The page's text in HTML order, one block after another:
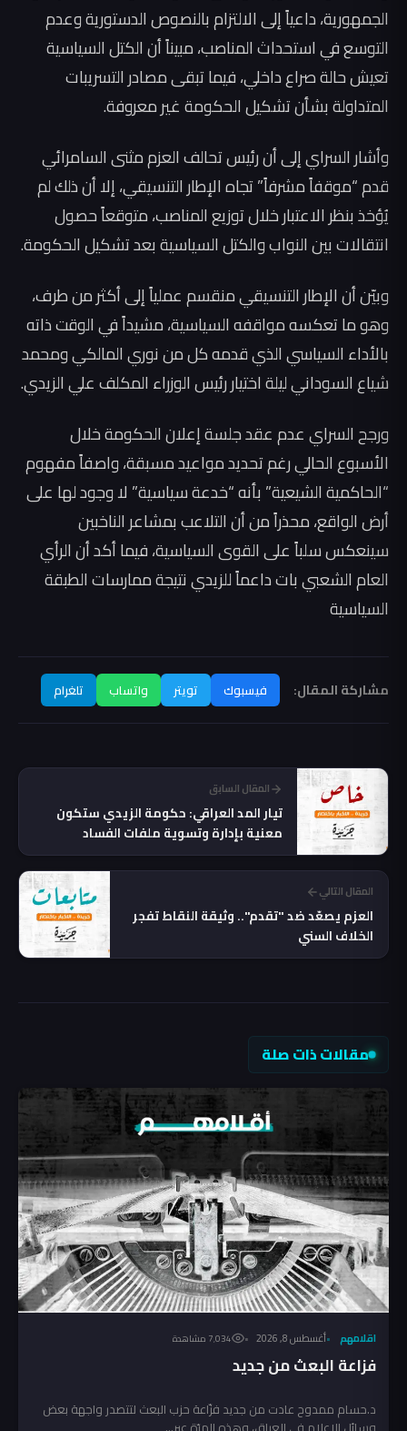
الجمهورية، داعياً إلى الالتزام بالنصوص الدستورية وعدم
التوسع في استحداث المناصب، مبيناً أن الكتل السياسية
تعيش حالة صراع داخلي، فيما تبقى مصادر التسريبات
المتداولة بشأن تشكيل الحكومة غير معروفة.
وأشار السراي إلى أن رئيس تحالف العزم مثنى السامرائي
قدم “موقفاً مشرفاً” تجاه الإطار التنسيقي، إلا أن ذلك لم
يُؤخذ بنظر الاعتبار خلال توزيع المناصب، متوقعاً حصول
انتقالات بين النواب والكتل السياسية بعد تشكيل الحكومة.
وبيّن أن الإطار التنسيقي منقسم عملياً إلى أكثر من طرف،
وهو ما تعكسه مواقفه السياسية، مشيداً في الوقت ذاته
بالأداء السياسي الذي قدمه كل من نوري المالكي ومحمد
شياع السوداني ليلة اختيار رئيس الوزراء المكلف علي الزيدي.
ورجح السراي عدم عقد جلسة إعلان الحكومة خلال
الأسبوع الحالي رغم تحديد مواعيد مسبقة، واصفاً مفهوم
“الحاكمية الشيعية” بأنه “خدعة سياسية” لا وجود لها على
أرض الواقع، محذراً من أن التلاعب بمشاعر الناخبين
سينعكس سلباً على القوى السياسية، فيما أكد أن الرأي
العام الشعبي بات داعماً للزيدي نتيجة ممارسات الطبقة
السياسية
مشاركة المقال: فيسبوك تويتر واتساب تلغرام
المقال السابق
تيار المد العراقي: حكومة الزيدي ستكون
معنية بإدارة وتسوية ملفات الفساد
المتراكمة
المقال التالي
العزم يصعّد ضد "تقدم".. وثيقة النقاط تفجر
الخلاف السني
مقالات ذات صلة
اقلامهم أغسطس 8, 2026 7٬034 مشاهدة
فزاعة البعث من جديد
د.حسام ممدوح عادت من جديد فزّاعة حزب البعث لتتصدر واجهة بعض